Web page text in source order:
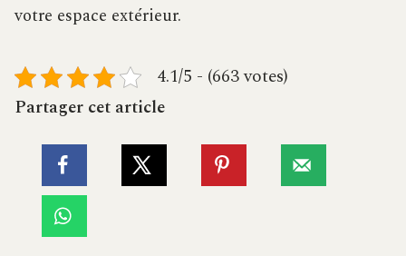
votre espace extérieur.
4.1/5 - (663 votes)
Partager cet article